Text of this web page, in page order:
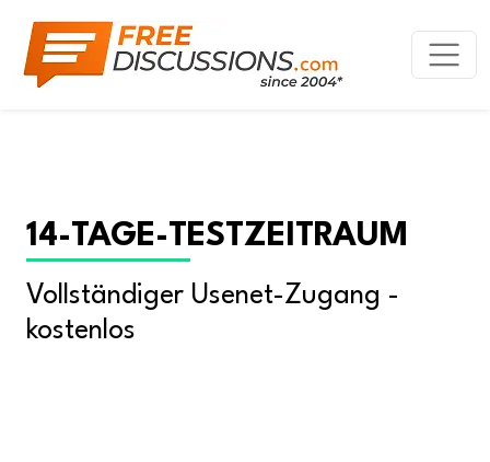
14-TAGE-TESTZEITRAUM
Vollständiger Usenet-Zugang -
kostenlos